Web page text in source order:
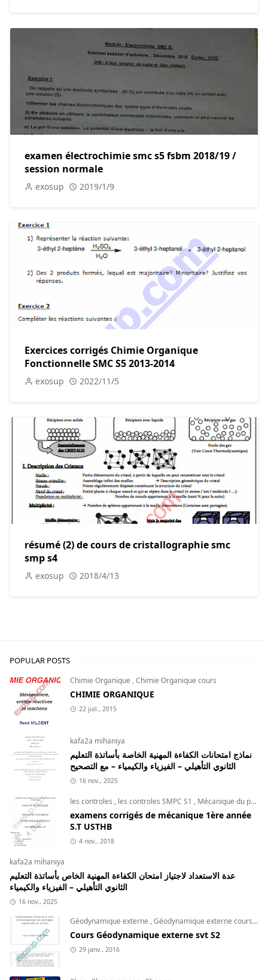
examen électrochimie smc s5 fsbm 2018/19 /
session normale
exosup 2019/1/9
Exercices corrigés Chimie Organique
Fonctionnelle SMC S5 2013-2014
exosup 2022/11/5
résumé (2) de cours de cristallographie smc
smp s4
exosup 2018/4/13
POPULAR POSTS
Chimie Organique ,Chimie Organique cours
CHIMIE ORGANIQUE
22 juil., 2015
kafa2a mihaniya
نماذج امتحانات الكفاءة المهنية الخاصة بأساتذة التعليم
الثانوي التأهيلي – الفيزياء والكيمياء – مع التصحيح
16 nov., 2025
les controles , les controles SMPC S1 , Mécanique du point
examens corrigés de mécanique 1ère année
S.T USTHB
4 nov., 2018
kafa2a mihaniya
عدة الاستعداد لاجتياز امتحان الكفاءة المهنية الخاص بأساتذة التعليم
الثانوي التأهيلي – الفيزياء والكيمياء
16 nov., 2025
Géodynamique externe ,Géodynamique externe cours ,
Cours Géodynamique externe svt S2
29 janv., 2016